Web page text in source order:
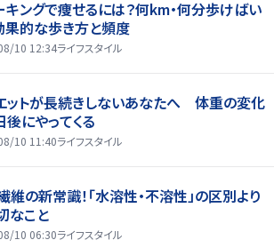
キングで痩せるには？何km・何分歩けばい
果的な歩き方と頻度
10 12:34ライフスタイル
ットが長続きしないあなたへ 体重の変化
後にやってくる
10 11:40ライフスタイル
維の新常識！「水溶性・不溶性」の区別より
なこと
10 06:30ライフスタイル